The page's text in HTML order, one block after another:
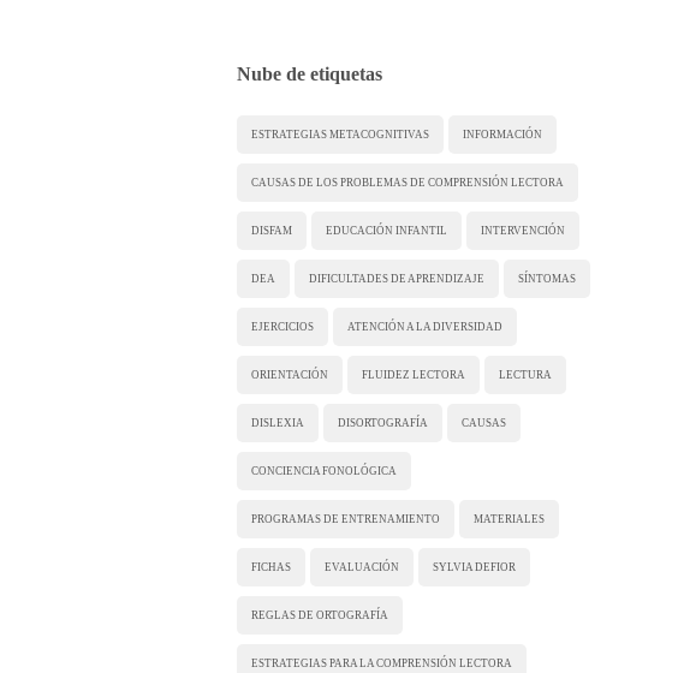
Nube de etiquetas
ESTRATEGIAS METACOGNITIVAS INFORMACIÓN
CAUSAS DE LOS PROBLEMAS DE COMPRENSIÓN LECTORA
DISFAM EDUCACIÓN INFANTIL INTERVENCIÓN
DEA DIFICULTADES DE APRENDIZAJE SÍNTOMAS
EJERCICIOS ATENCIÓN A LA DIVERSIDAD
ORIENTACIÓN FLUIDEZ LECTORA LECTURA
DISLEXIA DISORTOGRAFÍA CAUSAS
CONCIENCIA FONOLÓGICA
PROGRAMAS DE ENTRENAMIENTO MATERIALES
FICHAS EVALUACIÓN SYLVIA DEFIOR
REGLAS DE ORTOGRAFÍA
ESTRATEGIAS PARA LA COMPRENSIÓN LECTORA